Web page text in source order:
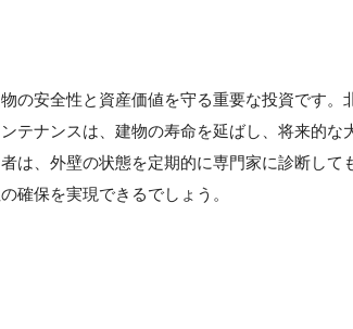
の安全性と資産価値を守る重要な投資です。
テナンスは、建物の寿命を延ばし、将来的な
は、外壁の状態を定期的に専門家に診断して
確保を実現できるでしょう。